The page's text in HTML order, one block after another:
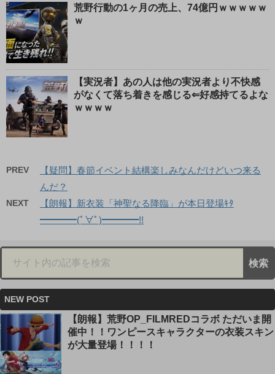
荒野行動の1ヶ月の売上、74億円ｗｗｗｗｗ
ｗ
【実況者】あの人は他の実況者より不快感
がなくて落ち着きを感じる⇐好感持てるよな
ｗｗｗｗ
PREV
【疑問】春節イベント結構楽しみなんだけどいつ来る
んだ？
NEXT
【朗報】新衣装「神聖なる降臨」が本日登場ｷﾀ
━━━━(ﾟ∀ﾟ)━━━━!!
NEW POST
【朗報】荒野OP_FILMREDコラボ ただいま開
催中！！ワンピースキャラクターの衣装スキン
が大量登場！！！！